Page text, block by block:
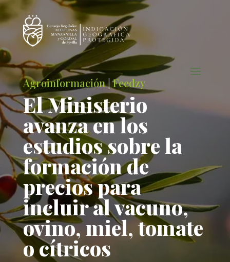
Agroinformación|Feedzy
El Ministerio
avanza en los
estudios sobre la
formación de
precios para
incluir al vacuno,
ovino, miel, tomate
o cítricos